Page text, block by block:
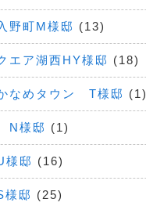
野町M様邸 (13)
エア湖西HY様邸 (18)
なめタウン T様邸 (1)
N様邸 (1)
様邸 (16)
様邸 (25)